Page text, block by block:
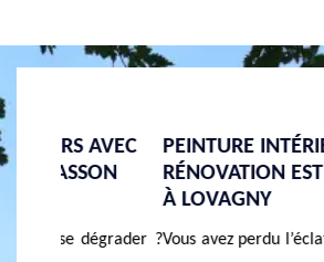
PEINTURE INTÉRIEURE,
RÉNOVATION EST LE
À LOVAGNY
Vous avez perdu l’éclat de votre